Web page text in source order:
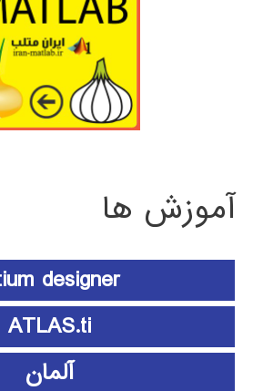
آموزش ها
designer
ATLAS.ti
آلمان